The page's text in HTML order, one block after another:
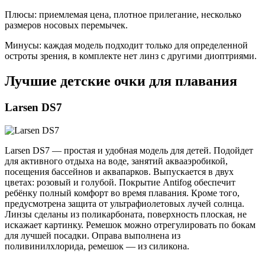
Плюсы: приемлемая цена, плотное прилегание, несколько
размеров носовых перемычек.
Минусы: каждая модель подходит только для определенной
остроты зрения, в комплекте нет линз с другими диоптриями.
Лучшие детские очки для плавания
Larsen DS7
Larsen DS7 — простая и удобная модель для детей. Подойдет
для активного отдыха на воде, занятий аквааэробикой,
посещения бассейнов и аквапарков. Выпускается в двух
цветах: розовый и голубой. Покрытие Antifog обеспечит
ребёнку полный комфорт во время плавания. Кроме того,
предусмотрена защита от ультрафиолетовых лучей солнца.
Линзы сделаны из поликарбоната, поверхность плоская, не
искажает картинку. Ремешок можно отрегулировать по бокам
для лучшей посадки. Оправа выполнена из
поливинилхлорида, ремешок — из силикона.